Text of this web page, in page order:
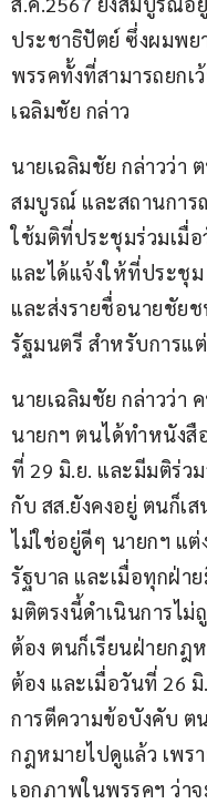
ประชาธิปัตย์ ซึ่งผมพย
พรรคทั้งที่สามารถยก
เฉลิมชัย กล่าว
นายเฉลิมชัย กล่าวว่า
สมบูรณ์ และสถานการ
ใช้มติที่ประชุมร่วมเมื่อ
และได้แจ้งให้ที่ประชุ
และส่งรายชื่อนายชัย
รัฐมนตรี สำหรับการแ
นายเฉลิมชัย กล่าวว่า
นายกฯ ตนได้ทำหนังสื
ที่ 29 มิ.ย. และมีมติร่ว
กับ สส.ยังคงอยู่ ตนก็เ
ไม่ใช่อยู่ดีๆ นายกฯ แต่
รัฐบาล และเมื่อทุกฝ่า
มติตรงนี้ดำเนินการไม่
ต้อง ตนก็เรียนฝ่ายกฎ
ต้อง และเมื่อวันที่ 26
การตีความข้อบังคับ ต
กฎหมายไปดูแล้ว เพร
เอกภาพในพรรคฯ ว่า